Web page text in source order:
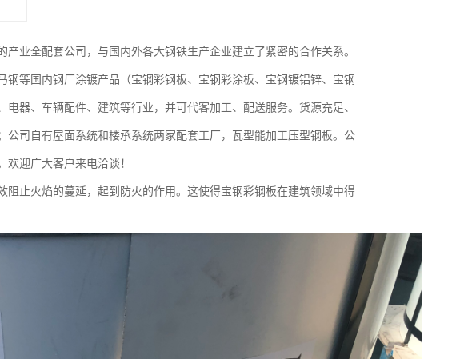
业全配套公司，与国内外各大钢铁生产企业建立了紧密的合作关系。
等国内钢厂涂镀产品（宝钢彩钢板、宝钢彩涂板、宝钢镀铝锌、宝钢
器、车辆配件、建筑等行业，并可代客加工、配送服务。货源充足、
司自有屋面系统和楼承系统两家配套工厂，瓦型能加工压型钢板。公
迎广大客户来电洽谈！
止火焰的蔓延，起到防火的作用。这使得宝钢彩钢板在建筑领域中得